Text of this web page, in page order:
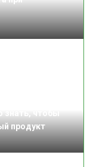
продукт